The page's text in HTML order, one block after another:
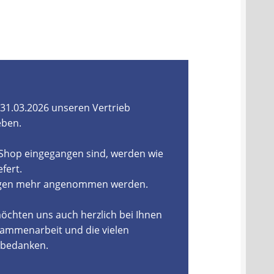
unseren Vertrieb
eingegangen sind, werden wie
mehr angenommen werden.
uns auch herzlich bei Ihnen
und die vielen